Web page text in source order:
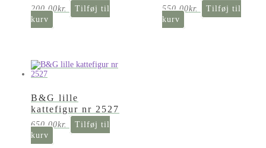
200,00kr.
Tilføj til
kurv
550,00kr.
Tilføj til
kurv
B&G lille
kattefigur nr 2527
650,00kr.
Tilføj til
kurv